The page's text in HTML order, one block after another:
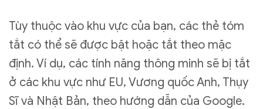
Tùy thuộc vào khu vực của bạn, các thẻ tóm
tắt có thể sẽ được bật hoặc tắt theo mặc
định. Ví dụ, các tính năng thông minh sẽ bị tắt
ở các khu vực như EU, Vương quốc Anh, Thụy
Sĩ và Nhật Bản, theo hướng dẫn của Google.